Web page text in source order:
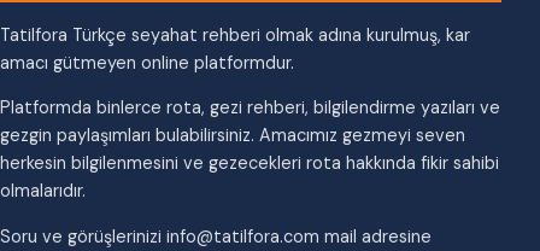
Tatilfora Türkçe seyahat rehberi olmak adına kurulmuş, kar
amacı gütmeyen online platformdur.
Platformda binlerce rota, gezi rehberi, bilgilendirme yazıları ve
gezgin paylaşımları bulabilirsiniz. Amacımız gezmeyi seven
herkesin bilgilenmesini ve gezecekleri rota hakkında fikir sahibi
olmalarıdır.
Soru ve görüşlerinizi info@tatilfora.com mail adresine